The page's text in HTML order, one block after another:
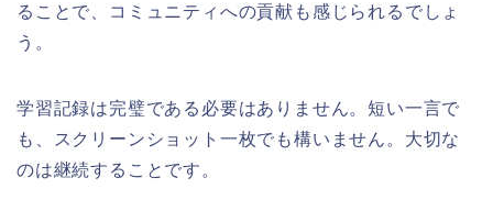
ることで、コミュニティへの貢献も感じられるでしょ
う。
学習記録は完璧である必要はありません。短い一言で
も、スクリーンショット一枚でも構いません。大切な
のは継続することです。